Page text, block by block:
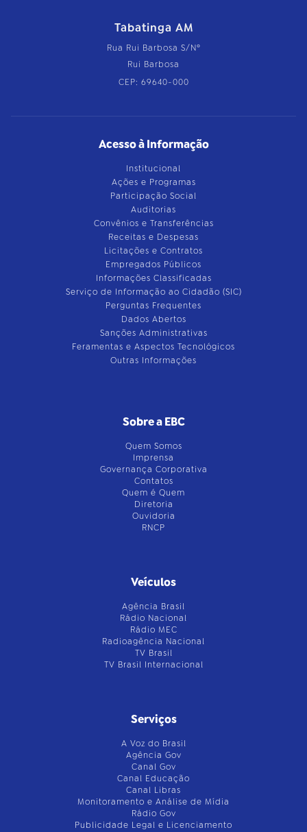
Tabatinga AM
Rua Rui Barbosa S/Nº
Rui Barbosa
CEP: 69640-000
Acesso à Informação
Institucional
Ações e Programas
Participação Social
Auditorias
Convênios e Transferências
Receitas e Despesas
Licitações e Contratos
Empregados Públicos
Informações Classificadas
Serviço de Informação ao Cidadão (SIC)
Perguntas Frequentes
Dados Abertos
Sanções Administrativas
Feramentas e Aspectos Tecnológicos
Outras Informações
Sobre a EBC
Quem Somos
Imprensa
Governança Corporativa
Contatos
Quem é Quem
Diretoria
Ouvidoria
RNCP
Veículos
Agência Brasil
Rádio Nacional
Rádio MEC
Radioagência Nacional
TV Brasil
TV Brasil Internacional
Serviços
A Voz do Brasil
Agência Gov
Canal Gov
Canal Educação
Canal Libras
Monitoramento e Análise de Mídia
Rádio Gov
Publicidade Legal e Licenciamento